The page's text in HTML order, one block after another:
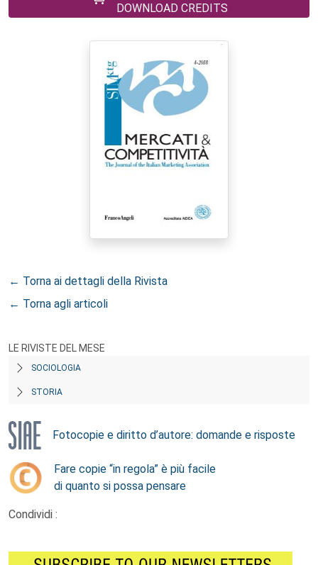
DOWNLOAD CREDITS
← Torna ai dettagli della Rivista
← Torna agli articoli
LE RIVISTE DEL MESE
SOCIOLOGIA
STORIA
Fotocopie e diritto d’autore: domande e risposte
Fare copie “in regola” è più facile
di quanto si possa pensare
Condividi :